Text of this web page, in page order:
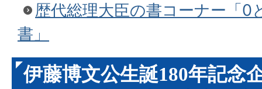
歴代総理大臣の書コーナー「0
書」
伊藤博文公生誕180年記念